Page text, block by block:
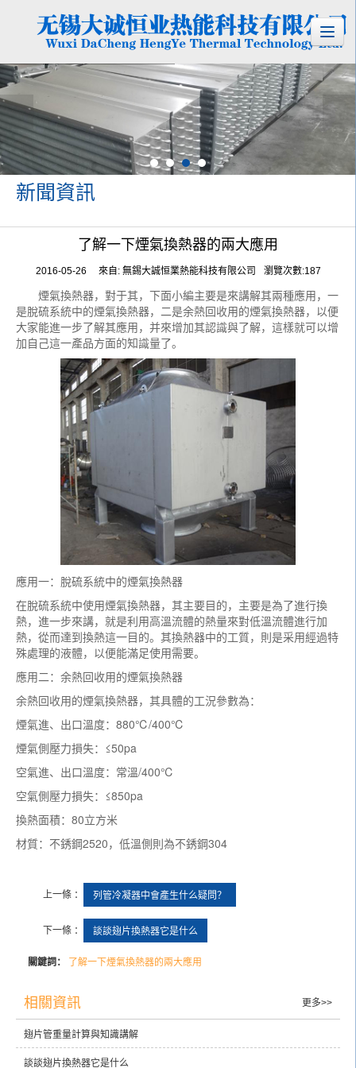
新聞資訊
了解一下煙氣換熱器的兩大應用
2016-05-26 來自: 無錫大誠恒業熱能科技有限公司 瀏覽次數:187
煙氣換熱器，對于其，下面小編主要是來講解其兩種應用，一
是脫硫系統中的煙氣換熱器，二是余熱回收用的煙氣換熱器，以便
大家能進一步了解其應用，并來增加其認識與了解，這樣就可以增
加自己這一產品方面的知識量了。
應用一：脫硫系統中的煙氣換熱器
在脫硫系統中使用煙氣換熱器，其主要目的，主要是為了進行換
熱，進一步來講，就是利用高溫流體的熱量來對低溫流體進行加
熱，從而達到換熱這一目的。其換熱器中的工質，則是采用經過特
殊處理的液體，以便能滿足使用需要。
應用二：余熱回收用的煙氣換熱器
余熱回收用的煙氣換熱器，其具體的工況參數為：
煙氣進、出口溫度：880℃/400℃
煙氣側壓力損失：≤50pa
空氣進、出口溫度：常溫/400℃
空氣側壓力損失：≤850pa
換熱面積：80立方米
材質：不銹鋼2520，低溫側則為不銹鋼304
上一條 ： 列管冷凝器中會產生什么疑問？
下一條 ： 談談翅片換熱器它是什么
關鍵詞： 了解一下煙氣換熱器的兩大應用
相關資訊 更多>>
翅片管重量計算與知識講解
談談翅片換熱器它是什么